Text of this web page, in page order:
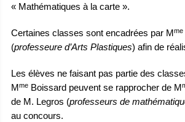
« Mathématiques à la carte ».
Certaines classes sont encadrées par Mme
(professeure d’Arts Plastiques) afin de
Les élèves ne faisant pas partie des
Mme Boissard peuvent se rapprocher de M
de M. Legros (professeurs de
au concours.